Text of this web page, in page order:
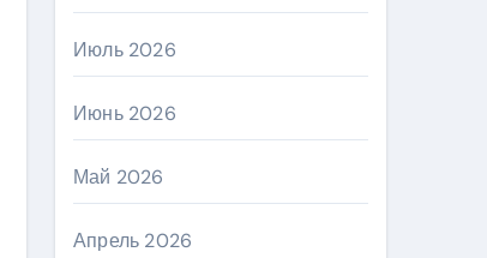
Июль 2026
Июнь 2026
Май 2026
Апрель 2026